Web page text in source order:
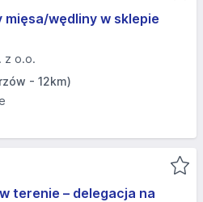
mięsa/wędliny w sklepie
z o.o.
- 12km)
terenie – delegacja na